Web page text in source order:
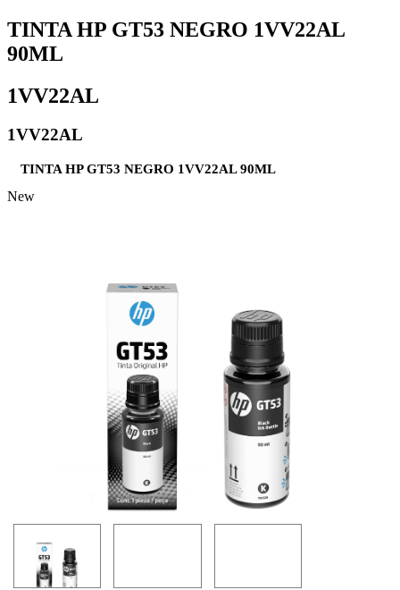
TINTA HP GT53 NEGRO 1VV22AL
90ML
1VV22AL
1VV22AL
TINTA HP GT53 NEGRO 1VV22AL 90ML
New